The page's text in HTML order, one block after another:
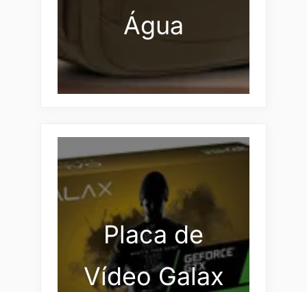
Água
Placa de
Vídeo Galax